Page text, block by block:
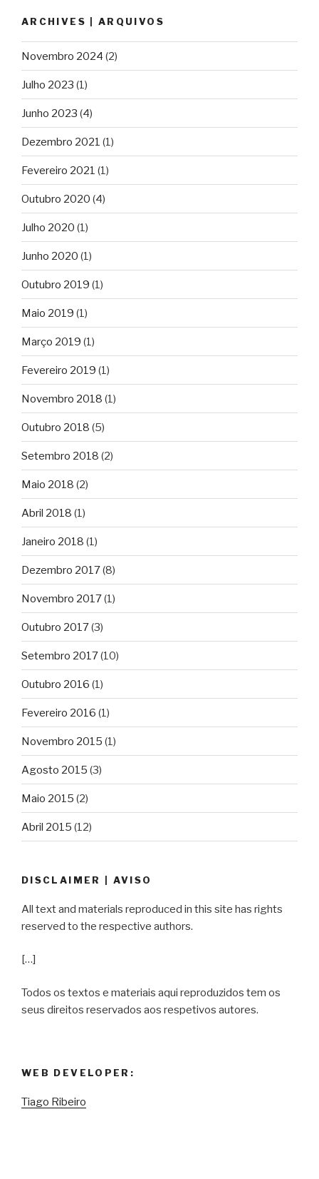
ARCHIVES | ARQUIVOS
Novembro 2024 (2)
Julho 2023 (1)
Junho 2023 (4)
Dezembro 2021 (1)
Fevereiro 2021 (1)
Outubro 2020 (4)
Julho 2020 (1)
Junho 2020 (1)
Outubro 2019 (1)
Maio 2019 (1)
Março 2019 (1)
Fevereiro 2019 (1)
Novembro 2018 (1)
Outubro 2018 (5)
Setembro 2018 (2)
Maio 2018 (2)
Abril 2018 (1)
Janeiro 2018 (1)
Dezembro 2017(8)
Novembro 2017(1)
Outubro 2017(3)
Setembro 2017(10)
Outubro 2016 (1)
Fevereiro 2016 (1)
Novembro 2015 (1)
Agosto 2015 (3)
Maio 2015 (2)
Abril 2015 (12)
DISCLAIMER | AVISO
All text and materials reproduced in this site has rights
reserved to the respective authors.
[…]
Todos os textos e materiais aqui reproduzidos tem os
seus direitos reservados aos respetivos autores.
WEB DEVELOPER:
Tiago Ribeiro